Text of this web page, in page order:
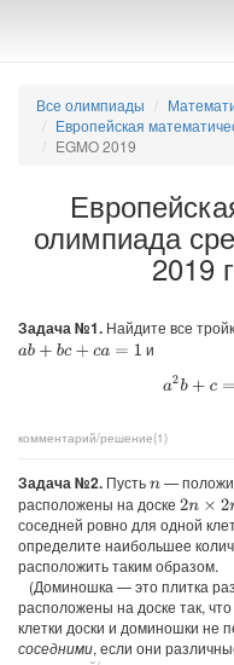
Все олимпиады
Европейская
EGMO 2019
олимпиада
2019
Задача №1. Найдите все
ab +b c+ca= 1
и
a 2b+c
комментарий/решение(1)
Задача №2. Пустьn—
расположены на доске 2n× 2n
соседней ровно для одной
определите наибольшее
расположить таким образом.
(Доминошка — это плитка
расположены на доске так,
клетки доски и доминошки не
соседними, если они